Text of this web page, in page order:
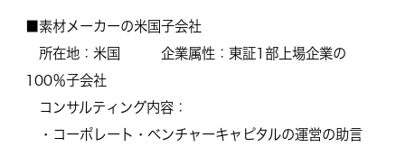
■素材メーカーの米国子会社
所在地：米国 企業属性：東証1部上場企業の
100％子会社
コンサルティング内容：
・コーポレート・ベンチャーキャピタルの運営の助言